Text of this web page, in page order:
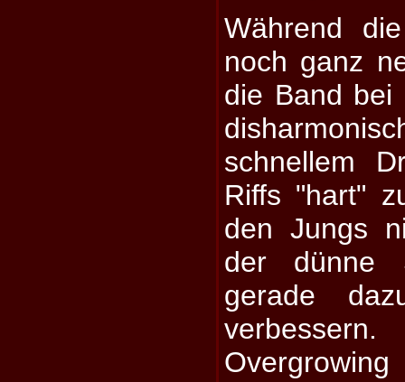
Während
noch ganz
die Band bei
schnellem
Riffs "hart"
den Jungs
der dünne
gerade